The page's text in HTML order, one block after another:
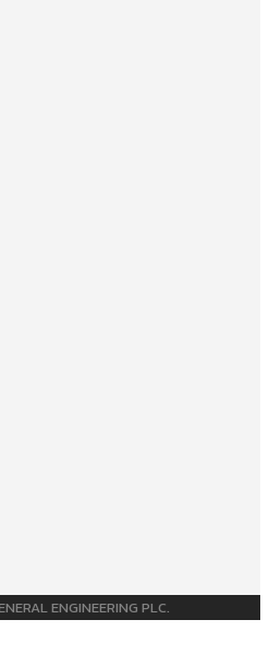
ENGINEERING PLC.